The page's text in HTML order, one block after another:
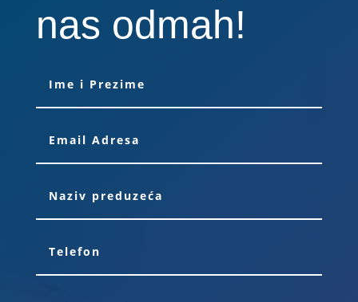
nas odmah!